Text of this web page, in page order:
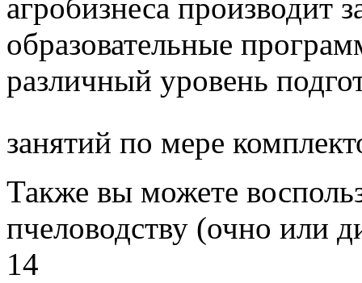
агробизнеса производит
образовательные
различный уровень
занятий по мере
Также вы можете
пчеловодству (очно или
14